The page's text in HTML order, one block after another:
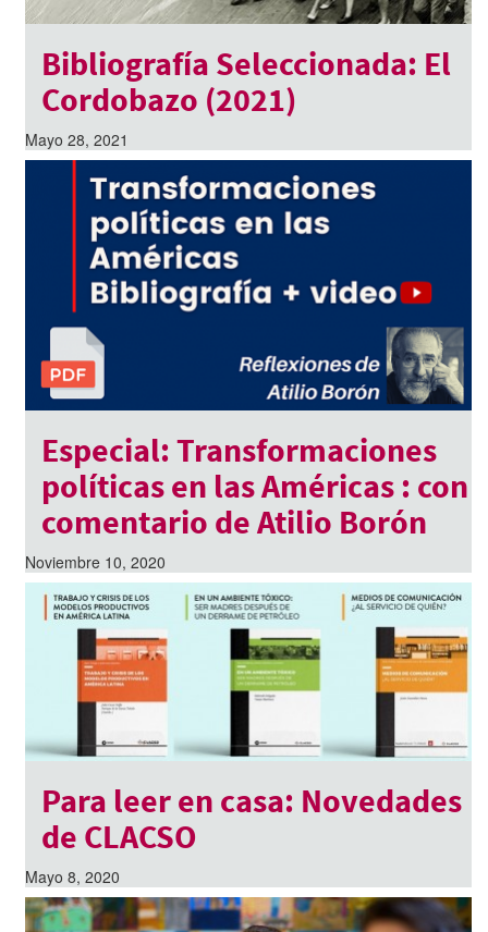
Bibliografía Seleccionada: El
Cordobazo (2021)
Mayo 28, 2021
Especial: Transformaciones
políticas en las Américas : con
comentario de Atilio Borón
Noviembre 10, 2020
Para leer en casa: Novedades
de CLACSO
Mayo 8, 2020